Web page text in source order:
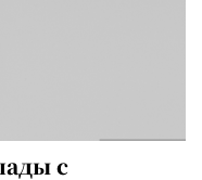
с